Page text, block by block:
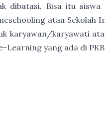
dibatasi, Bisa itu
atau Sekolah
karyawan/karyawati
Learning yang ada di